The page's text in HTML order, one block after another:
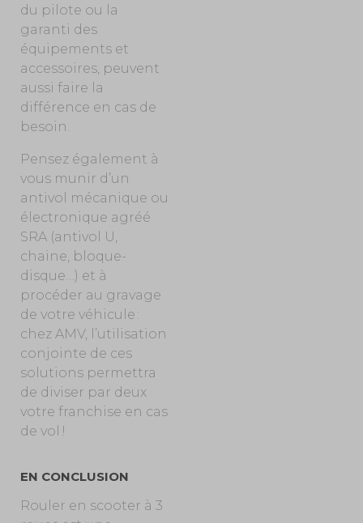
du pilote ou la
garanti des
équipements et
accessoires, peuvent
aussi faire la
différence en cas de
besoin.
Pensez également à
vous munir d’un
antivol mécanique ou
électronique agréé
SRA (antivol U,
chaine, bloque-
disque…) et à
procéder au gravage
de votre véhicule :
chez AMV, l’utilisation
conjointe de ces
solutions permettra
de diviser par deux
votre franchise en cas
de vol !
EN CONCLUSION
Rouler en scooter à 3